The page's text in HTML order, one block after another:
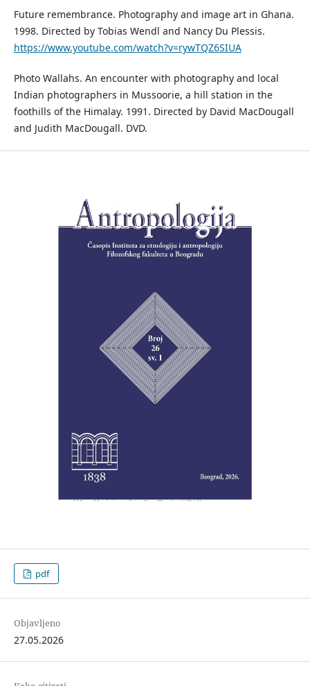
Future remembrance. Photography and image art in Ghana.
1998. Directed by Tobias Wendl and Nancy Du Plessis.
https://www.youtube.com/watch?v=rywTQZ6SIUA
Photo Wallahs. An encounter with photography and local
Indian photographers in Mussoorie, a hill station in the
foothills of the Himalay. 1991. Directed by David MacDougall
and Judith MacDougall. DVD.
pdf
Objavljeno
27.05.2026